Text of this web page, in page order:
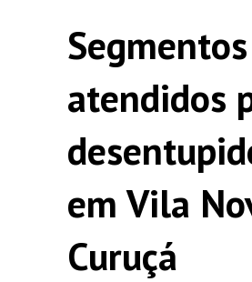
Segmentos
atendidos
em Vila
Curuçá